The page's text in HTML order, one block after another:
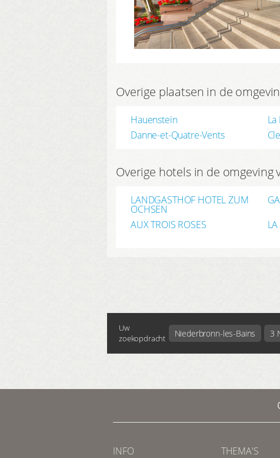
Overige plaatsen in de
Hauenstein
Danne-et-Quatre-Vents
Overige hotels in de
LANDGASTHOF HOTEL ZUM
OCHSEN
AUX TROIS ROSES
Uw
zoekopdracht
Niederbronn-les-Bains 3
INFO THEMA'S